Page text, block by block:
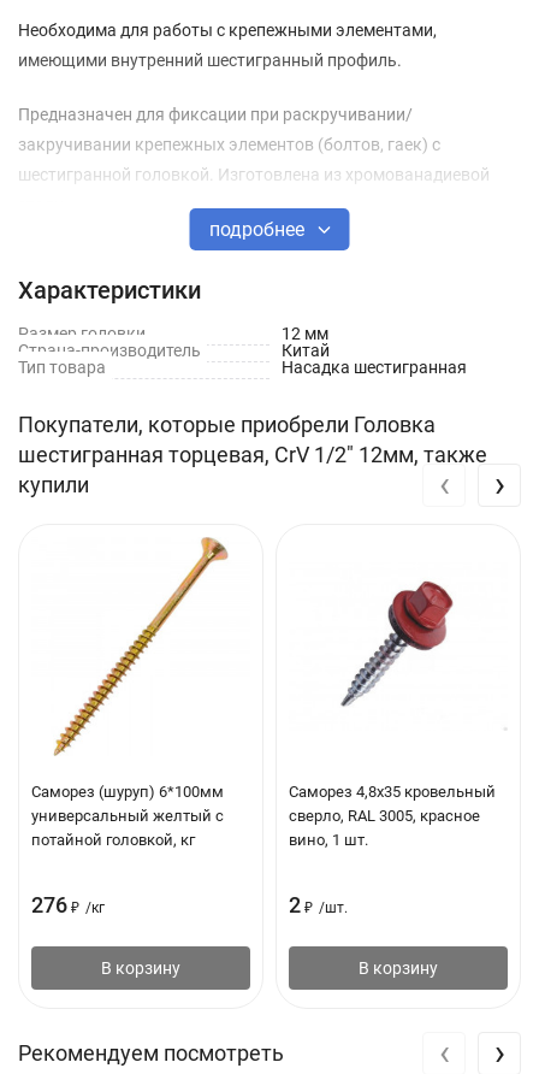
Необходима для работы с крепежными элементами,
имеющими внутренний шестигранный профиль.
Предназначен для фиксации при раскручивании/
закручивании крепежных элементов (болтов, гаек) с
шестигранной головкой. Изготовлена из хромованадиевой
мебели, электротехники и других отраслях.
При работе с шестигранными головками необходимо
соблюдать осторожность, чтобы не повредить резьбу или
Необходимо использовать соответствующие инструменты для
затяжки или ослабления соединений.
Технические характеристики
Тип товара: Насадка
Материал: Сталь
Размер ключа: 12мм
Вес: 0.05 кг
подробнее
Характеристики
Размер головки
12 мм
Страна-производитель
Китай
Тип товара
Насадка шестигранная
Покупатели, которые приобрели Головка
шестигранная торцевая, CrV 1/2" 12мм, также
купили
Саморез (шуруп) 6*100мм
универсальный желтый с
потайной головкой, кг
276 ₽ /кг
В корзину
Саморез 4,8х35 кровельный
сверло, RAL 3005, красное
вино, 1 шт.
2 ₽ /шт.
В корзину
‹ ›
Рекомендуем посмотреть ‹ ›